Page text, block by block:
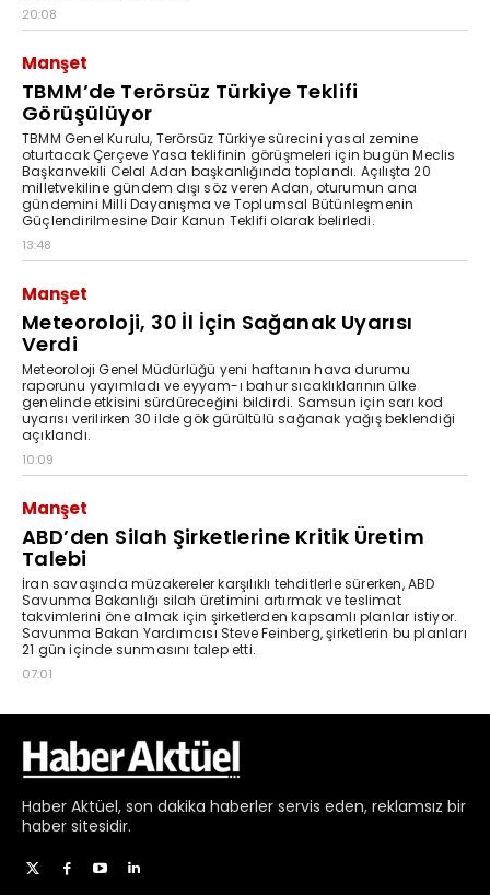
Haber Aktüel, son dakika haberler servis eden, reklamsız bir
haber sitesidir.